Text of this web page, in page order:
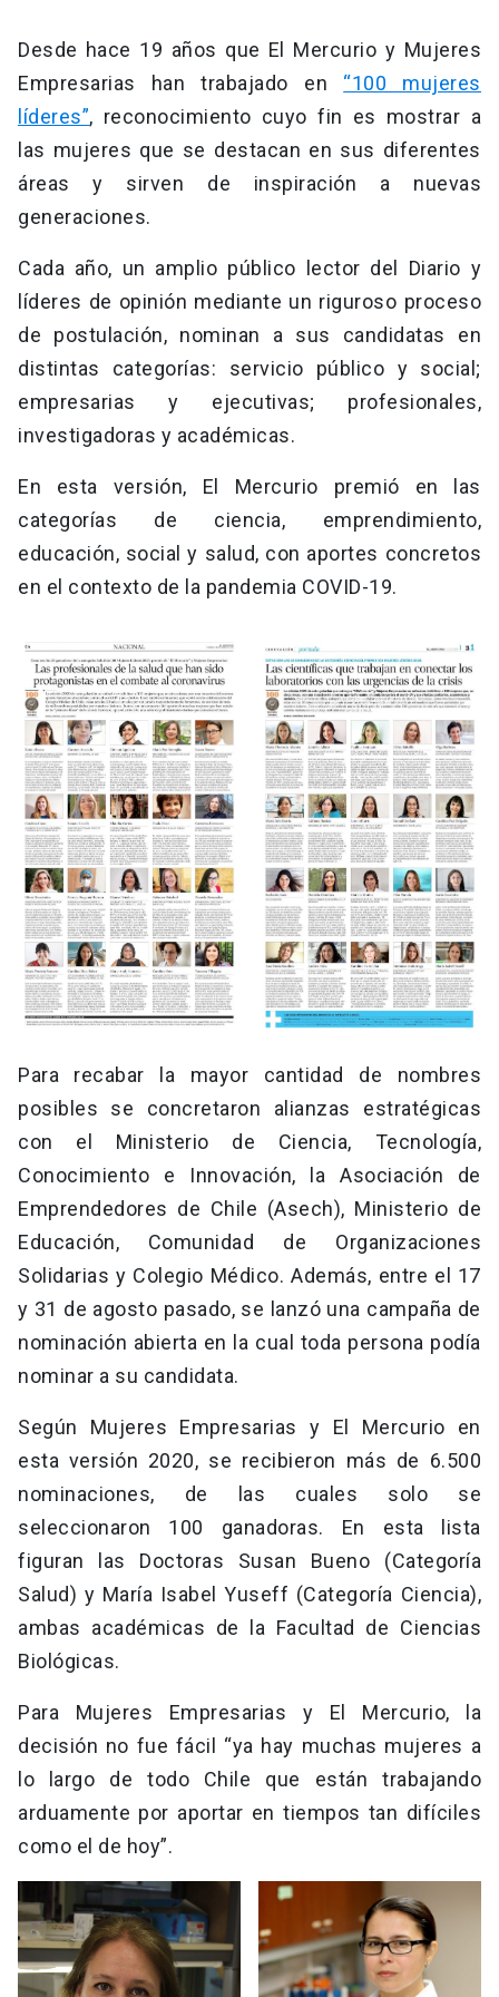
Desde hace 19 años que El Mercurio y Mujeres
Empresarias han trabajado en “100 mujeres
líderes”, reconocimiento cuyo fin es mostrar a
las mujeres que se destacan en sus diferentes
áreas y sirven de inspiración a nuevas
generaciones.
Cada año, un amplio público lector del Diario y
líderes de opinión mediante un riguroso proceso
de postulación, nominan a sus candidatas en
distintas categorías: servicio público y social;
empresarias y ejecutivas; profesionales,
investigadoras y académicas.
En esta versión, El Mercurio premió en las
categorías de ciencia, emprendimiento,
educación, social y salud, con aportes concretos
en el contexto de la pandemia COVID-19.
Para recabar la mayor cantidad de nombres
posibles se concretaron alianzas estratégicas
con el Ministerio de Ciencia, Tecnología,
Conocimiento e Innovación, la Asociación de
Emprendedores de Chile (Asech), Ministerio de
Educación, Comunidad de Organizaciones
Solidarias y Colegio Médico. Además, entre el 17
y 31 de agosto pasado, se lanzó una campaña de
nominación abierta en la cual toda persona podía
nominar a su candidata.
Según Mujeres Empresarias y El Mercurio en
esta versión 2020, se recibieron más de 6.500
nominaciones, de las cuales solo se
seleccionaron 100 ganadoras. En esta lista
figuran las Doctoras Susan Bueno (Categoría
Salud) y María Isabel Yuseff (Categoría Ciencia),
ambas académicas de la Facultad de Ciencias
Biológicas.
Para Mujeres Empresarias y El Mercurio, la
decisión no fue fácil “ya hay muchas mujeres a
lo largo de todo Chile que están trabajando
arduamente por aportar en tiempos tan difíciles
como el de hoy”.